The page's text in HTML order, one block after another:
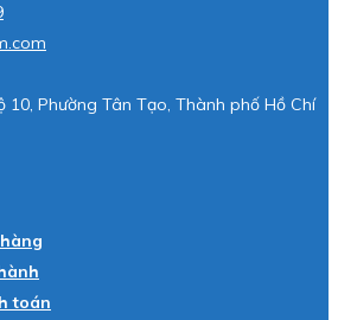
10, Phường Tân Tạo, Thành phố Hồ Chí
toán